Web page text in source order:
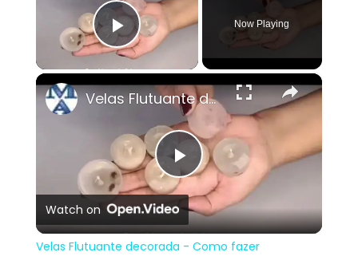
Play Video
Now Playing
×
Play
Video
Velas Flutuante decorada - Como fazer
Watch on
Velas Flutuante decorada - Como fazer